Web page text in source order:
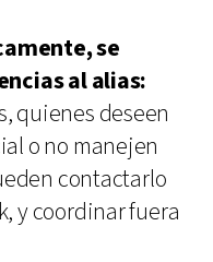
se
al alias:
quienes deseen
o no manejen
contactarlo
y coordinar fuera